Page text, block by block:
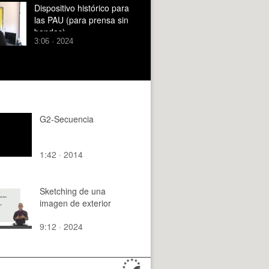
ESTÁNDARES DE
TRABAJO
Dispositivo histórico para
las PAU (para prensa sin
bandas)
3:06 · 2024
G2-Secuencia
1:42 · 2014
Sketching de una
imagen de exterior
9:12 · 2024